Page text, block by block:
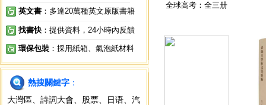
英文書 ：多達20萬種英文原版書籍
找書快 ：提供資料，24小時內反饋
環保包裝 ：採用紙箱、氣泡紙材料
熱搜關鍵字 ：
大灣區
詩詞大會 股票 日语
汽
全球高考：全三册